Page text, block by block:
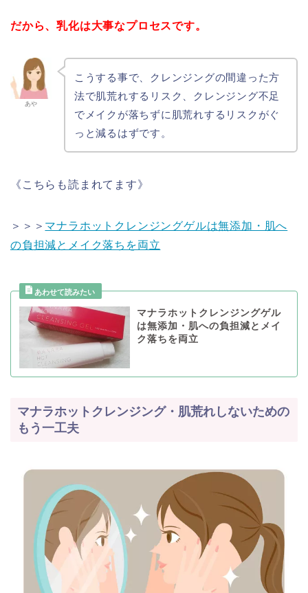
だから、乳化は大事なプロセスです。
あや
こうする事で、クレンジングの間違った方
法で肌荒れするリスク、クレンジング不足
でメイクが落ちずに肌荒れするリスクがぐ
っと減るはずです。
《こちらも読まれてます》
＞＞＞ マナラホットクレンジングゲルは無添加・肌へ
の負担減とメイク落ちを両立
マナラホットクレンジングゲル
は無添加・肌への負担減とメイ
ク落ちを両立
マナラホットクレンジング・肌荒れしないための
もう一工夫